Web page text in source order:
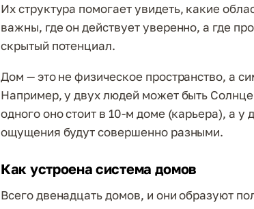
Их структура помогает увидеть, какие
важны, где он действует уверенно, а где
скрытый потенциал.
Дом — это не физическое пространство, а
Например, у двух людей может быть
одного оно стоит в 10-м доме (карьера), а у
ощущения будут совершенно разными.
Как устроена система домов
Всего двенадцать домов, и они образуют